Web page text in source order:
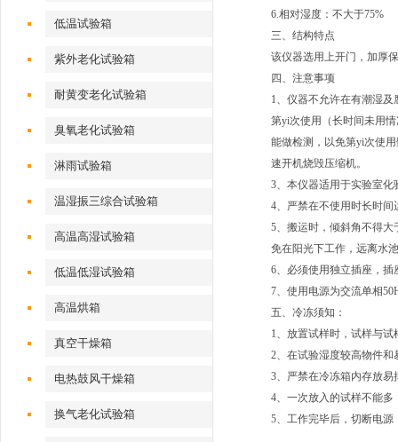
低温试验箱
紫外老化试验箱
耐黄变老化试验箱
臭氧老化试验箱
淋雨试验箱
温湿振三综合试验箱
高温高湿试验箱
低温低湿试验箱
高温烘箱
真空干燥箱
电热鼓风干燥箱
换气老化试验箱
6.相对湿度：不大于75%
三、结构特点
该仪器选用上开门，加厚
四、注意事项
1、仪器不允许在有潮湿
第yi次使用（长时间未用
能做检测，以免第yi次使
速开机烧毁压缩机。
3、本仪器适用于实验室化
4、严禁在不使用时长时间
5、搬运时，倾斜角不得
免在阳光下工作，远离水
6、必须使用独立插座，
7、使用电源为交流单相
五、冷冻须知：
1、放置试样时，试样与
2、在试验湿度较高物件
3、严禁在冷冻箱内存放
4、一次放入的试样不能
5、工作完毕后，切断电